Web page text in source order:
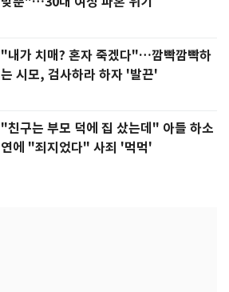
"내가 치매? 혼자 죽겠다"…깜빡깜빡하
는 시모, 검사하라 하자 '발끈'
"친구는 부모 덕에 집 샀는데" 아들 하소
연에 "죄지었다" 사죄 '먹먹'